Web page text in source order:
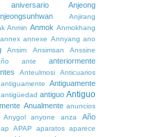
aniversario
Anjeong
Anjirang
Anmin Anmok Anmokhang
annex annexe Annyang ano
Ansim Ansimsan
Anssine
ante anteriormente
Anteulmosi
Anticuarios
antiguamente Antiguamente
antigüedad antiguo Antiguo
Anualmente anuncios
Anygol anyone anza Año
APAP aparatos aparece